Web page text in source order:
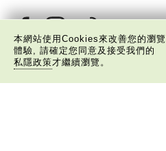
本網站使用Cookies來改善您的瀏覽
體驗, 請確定您同意及接受我們的
私隱政策才繼續瀏覽。